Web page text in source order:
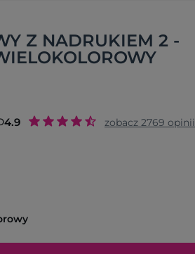
Z NADRUKIEM 2 -
4.9 zobacz 2769 opinii